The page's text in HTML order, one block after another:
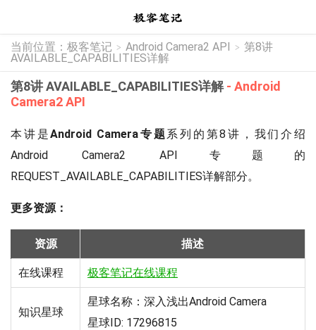
当前位置： 极客笔记 > Android Camera2 API > 第8讲
AVAILABLE_CAPABILITIES详解
第8讲 AVAILABLE_CAPABILITIES详解- Android
Camera2 API
本讲是Android Camera专题系列的第8讲，我们介绍
Android Camera2 API专题的
REQUEST_AVAILABLE_CAPABILITIES详解部分。
更多资源：
资源 描述
在线课程 极客笔记在线课程
知识星球
星球名称：深入浅出Android Camera
星球ID: 17296815